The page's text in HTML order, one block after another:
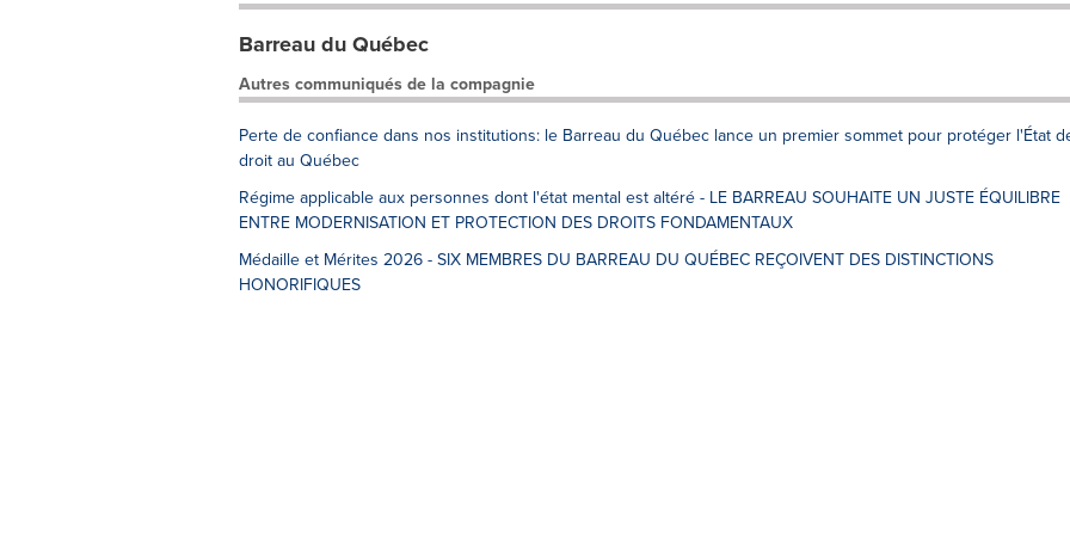
Barreau du Québec
Autres communiqués de la compagnie
Perte de confiance dans nos institutions: le Barreau du Québec lance un premier sommet pour protéger l'État
droit au Québec
Régime applicable aux personnes dont l'état mental est altéré - LE BARREAU SOUHAITE UN JUSTE ÉQUILIBRE
ENTRE MODERNISATION ET PROTECTION DES DROITS FONDAMENTAUX
Médaille et Mérites 2026 - SIX MEMBRES DU BARREAU DU QUÉBEC REÇOIVENT DES DISTINCTIONS
HONORIFIQUES